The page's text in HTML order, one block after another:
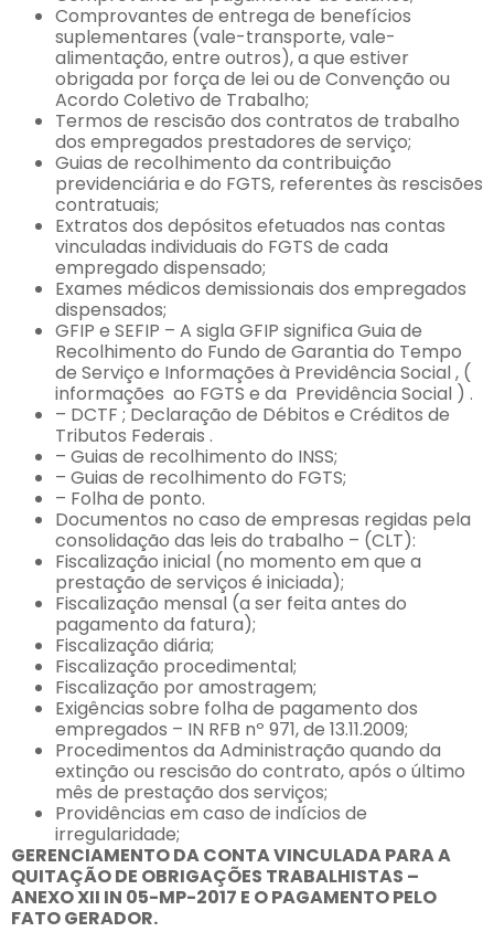
Comprovantes de entrega de benefícios
suplementares (vale-transporte, vale-
alimentação, entre outros), a que estiver
obrigada por força de lei ou de Convenção ou
Acordo Coletivo de Trabalho;
Termos de rescisão dos contratos de trabalho
dos empregados prestadores de serviço;
Guias de recolhimento da contribuição
previdenciária e do FGTS, referentes às rescisões
contratuais;
Extratos dos depósitos efetuados nas contas
vinculadas individuais do FGTS de cada
empregado dispensado;
Exames médicos demissionais dos empregados
dispensados;
GFIP e SEFIP – A sigla GFIP significa Guia de
Recolhimento do Fundo de Garantia do Tempo
de Serviço e Informações à Previdência Social , (
informações ao FGTS e da Previdência Social ) .
– DCTF ; Declaração de Débitos e Créditos de
Tributos Federais .
– Guias de recolhimento do INSS;
– Guias de recolhimento do FGTS;
– Folha de ponto.
Documentos no caso de empresas regidas pela
consolidação das leis do trabalho – (CLT):
Fiscalização inicial (no momento em que a
prestação de serviços é iniciada);
Fiscalização mensal (a ser feita antes do
pagamento da fatura);
Fiscalização diária;
Fiscalização procedimental;
Fiscalização por amostragem;
Exigências sobre folha de pagamento dos
empregados – IN RFB nº 971, de 13.11.2009;
Procedimentos da Administração quando da
extinção ou rescisão do contrato, após o último
mês de prestação dos serviços;
Providências em caso de indícios de
irregularidade;
GERENCIAMENTO DA CONTA VINCULADA PARA A
QUITAÇÃO DE OBRIGAÇÕES TRABALHISTAS –
ANEXO XII IN 05-MP-2017 E O PAGAMENTO PELO
FATO GERADOR.